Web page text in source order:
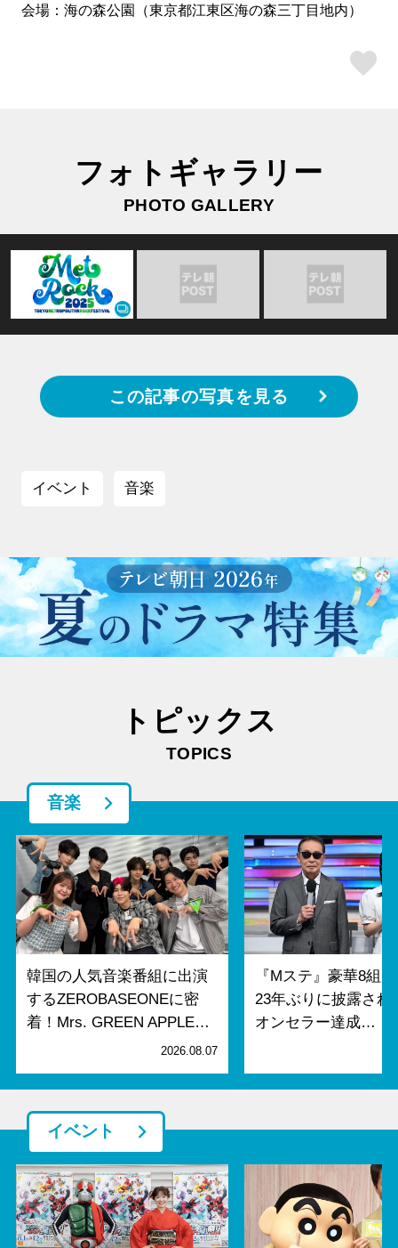
会場：海の森公園（東京都江東区海の森三丁目地内）
フォトギャラリー
PHOTO GALLERY
この記事の写真を見る
イベント 音楽
トピックス
TOPICS
音楽
韓国の人気音楽番組に出演
するZEROBASEONEに密
着！Mrs. GREEN APPLE…
2026.08.07
『Mステ』豪華8組
23年ぶりに披露され
オンセラー達成…
イベント